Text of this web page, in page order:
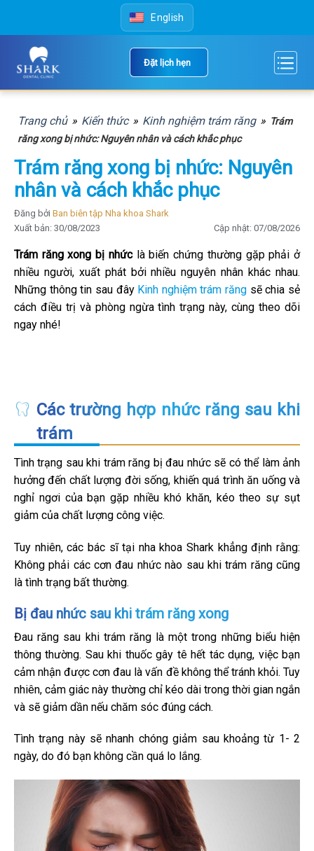
content
English
Đặt lịch hẹn
Trang chủ » Kiến thức » Kinh nghiệm trám răng » Trám
răng xong bị nhức: Nguyên nhân và cách khắc phục
Trám răng xong bị nhức: Nguyên
nhân và cách khắc phục
Đăng bởi Ban biên tập Nha khoa Shark
Xuất bản: 30/08/2023
Cập nhật: 07/08/2026
Trám răng xong bị nhứclà biến chứng thường gặp phải ở
nhiều người, xuất phát bởi nhiều nguyên nhân khác nhau.
Những thông tin sau đây Kinh nghiệm trám răng sẽ chia sẻ
cách điều trị và phòng ngừa tình trạng này, cùng theo dõi
ngay nhé!
Các trường hợp nhức răng sau khi
trám
Tình trạng sau khi trám răng bị đau nhức sẽ có thể làm ảnh
hưởng đến chất lượng đời sống, khiến quá trình ăn uống và
nghỉ ngơi của bạn gặp nhiều khó khăn, kéo theo sự sụt
giảm của chất lượng công việc.
Tuy nhiên, các bác sĩ tại nha khoa Shark khẳng định rằng:
Không phải các cơn đau nhức nào sau khi trám răng cũng
là tình trạng bất thường.
Bị đau nhức sau khi trám răng xong
Đau răng sau khi trám răng là một trong những biểu hiện
thông thường. Sau khi thuốc gây tê hết tác dụng, việc bạn
cảm nhận được cơn đau là vấn đề không thể tránh khỏi. Tuy
nhiên, cảm giác này thường chỉ kéo dài trong thời gian ngắn
và sẽ giảm dần nếu chăm sóc đúng cách.
Tình trạng này sẽ nhanh chóng giảm sau khoảng từ 1- 2
ngày, do đó bạn không cần quá lo lắng.